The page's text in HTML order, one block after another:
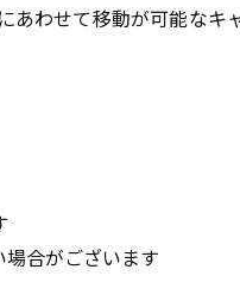
あわせて移動が可能なキ
合がございます